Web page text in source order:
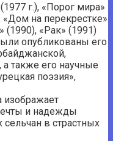
г.), «Порог мира»
«Дом на перекрестке»
(1990), «Рак» (1991)
опубликованы его
также его научные
поэзия»,
изображает
и надежды
в страстных